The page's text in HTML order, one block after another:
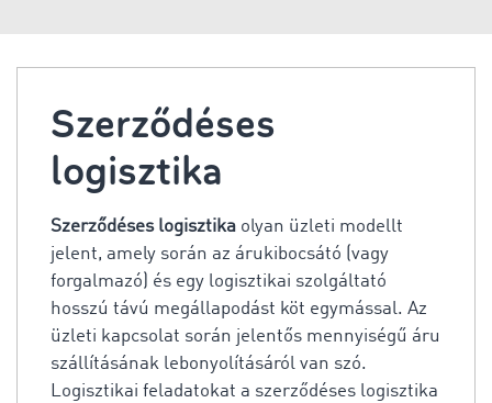
Szerződéses
logisztika
Szerződéses logisztika olyan üzleti modellt
jelent, amely során az árukibocsátó (vagy
forgalmazó) és egy logisztikai szolgáltató
hosszú távú megállapodást köt egymással. Az
üzleti kapcsolat során jelentős mennyiségű áru
szállításának lebonyolításáról van szó.
Logisztikai feladatokat a szerződéses logisztika